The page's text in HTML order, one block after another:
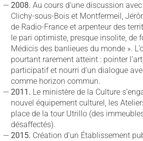
2008. Au cours d’une discussion
Clichy-sous-Bois et Montfermeil,
de Radio-France et arpenteur des
le pari optimiste, presque insolite, de
Médicis des banlieues du monde ».
pourtant rarement atteint : pointer
participatif et nourri d’un dialogue
comme horizon commun.
2011. Le ministère de la Culture
nouvel équipement culturel, les
place de la tour Utrillo (des
désaffectés).
2015. Création d’un Établissement